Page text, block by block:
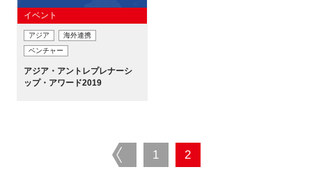
イベント
アジア
海外連携
ベンチャー
アジア・アントレプレナーシ
ップ・アワード2019
prev
1 2